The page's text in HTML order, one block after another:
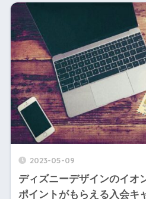
2023-05-09
ディズニーデザインのイオ
ポイントがもらえる入会キ